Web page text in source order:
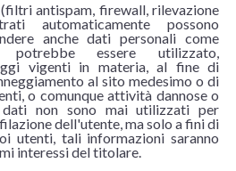
antispam, firewall, rilevazione
automaticamente possono
anche dati personali come
essere utilizzato,
vigenti in materia, al fine di
al sito medesimo o di
o comunque attività dannose o
non sono mai utilizzati per
dell'utente, ma solo a fini di
utenti, tali informazioni saranno
interessi del titolare.